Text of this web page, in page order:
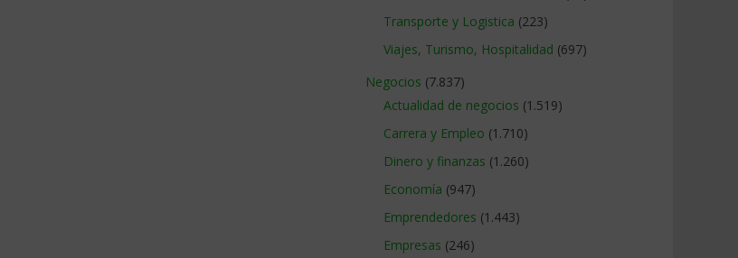
Transporte y Logistica (223)
Viajes, Turismo, Hospitalidad (697)
Negocios (7.837)
Actualidad de negocios (1.519)
Carrera y Empleo (1.710)
Dinero y finanzas (1.260)
Economía (947)
Emprendedores (1.443)
Empresas (246)